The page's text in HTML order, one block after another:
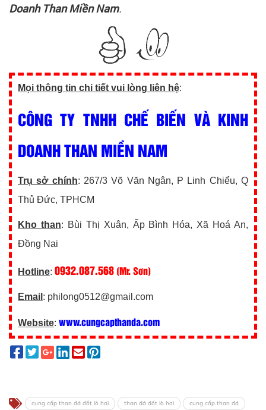
Doanh Than Miền Nam.
Mọi thông tin chi tiết vui lòng liên hệ:
CÔNG TY TNHH CHẾ BIẾN VÀ KINH
DOANH THAN MIỀN NAM
Trụ sở chính: 267/3 Võ Văn Ngân, P Linh Chiểu, Q
Thủ Đức, TPHCM
Kho than: Bùi Thị Xuân, Ấp Bình Hóa, Xã Hoá An,
Đồng Nai
Hotline: 0932.087.568 (Mr. Sơn)
Email : philong0512@gmail.com
Website: www.cungcapthanda.com
cung cấp than đá đốt lò hơi than đá đốt lò hơi
cung cấp than đá